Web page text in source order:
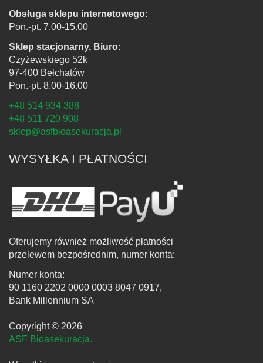
Obsługa sklepu internetowego:
Pon.-pt. 7.00-15.00
Sklep stacjonarny, Biuro:
Czyżewskiego 52k
97-400 Bełchatów
Pon.-pt. 8.00-16.00
+48 514 934 388
+48 511 720 908
sklep@asfbioasekuracja.pl
WYSYŁKA I PŁATNOŚCI
Oferujemy również możliwość płatności
przelewem bezpośrednim, numer konta:
Numer konta:
90 1160 2202 0000 0003 8047 0917,
Bank Millennium SA
Copyright © 2026
ASF Bioasekuracja.